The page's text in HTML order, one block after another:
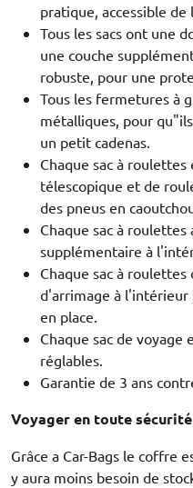
pratique, accessible
Tous les sacs ont une
une couche
robuste, pour une
Tous les fermetures à
métalliques, pour
un petit cadenas.
Chaque sac à
télescopique et de
des pneus en
Chaque sac à roulettes
supplémentaire à
Chaque sac à roulettes
d'arrimage à
en place.
Chaque sac de
réglables.
Garantie de 3 ans
Voyager en toute sécurité
Grâce a Car-Bags le coffre
y aura moins besoin de